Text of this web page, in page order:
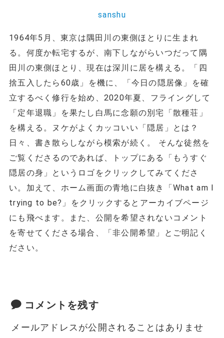
sanshu
1964年5月、東京は隅田川の東側ほとりに生まれ
る。何度か転宅するが、南下しながらいつだって隅
田川の東側ほとり、現在は深川に居を構える。「四
捨五入したら60歳」を機に、「今日の隠居像」を確
立するべく修行を始め、2020年夏、フライングして
「定年退職」を果たし白馬に念願の別宅「散種荘」
を構える。ヌケがよくカッコいい「隠居」とは？
日々、書き散らしながら模索が続く。 そんな徒然を
ご覧くださるのであれば、トップにある「もうすぐ
隠居の身」というロゴをクリックしてみてくださ
い。加えて、ホーム画面の青地に白抜き「What am I
trying to be?」をクリックするとアーカイブページ
にも飛べます。また、公開を希望されないコメント
を寄せてくださる場合、「非公開希望」とご明記く
ださい。
コメントを残す
メールアドレスが公開されることはありませ